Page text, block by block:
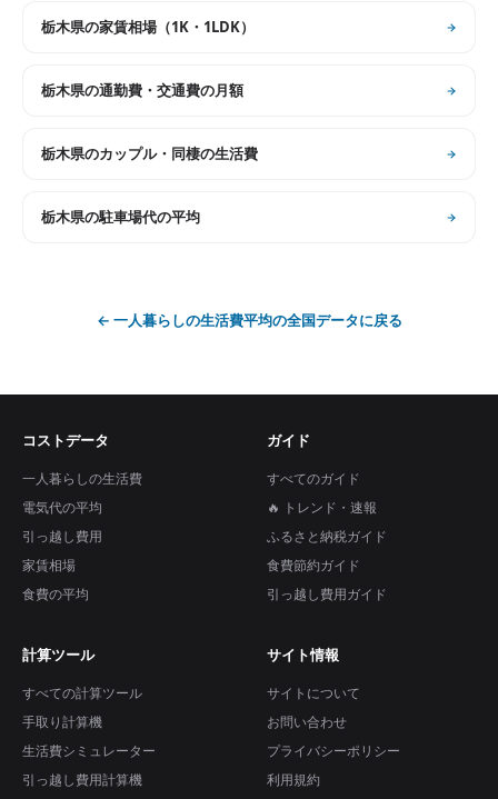
栃木県の家賃相場（1K・1LDK）
栃木県の通勤費・交通費の月額
栃木県のカップル・同棲の生活費
栃木県の駐車場代の平均
← 一人暮らしの生活費平均の全国データに戻る
コストデータ
一人暮らしの生活費
電気代の平均
引っ越し費用
家賃相場
食費の平均
ガイド
すべてのガイド
🔥 トレンド・速報
ふるさと納税ガイド
食費節約ガイド
引っ越し費用ガイド
計算ツール
すべての計算ツール
手取り計算機
生活費シミュレーター
引っ越し費用計算機
サイト情報
サイトについて
お問い合わせ
プライバシーポリシー
利用規約